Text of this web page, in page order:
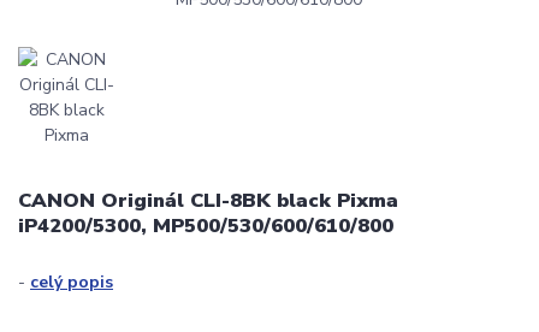
CANON Originál CLI-8BK black Pixma
iP4200/5300, MP500/530/600/610/800
- celý popis